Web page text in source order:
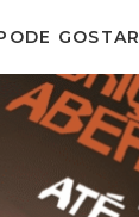
GOSTAR